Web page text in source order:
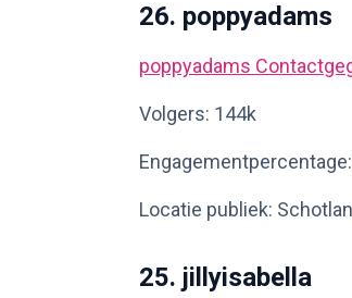
26. poppyadams
poppyadams
Volgers: 144k
Locatie publiek:
25. jillyisabella